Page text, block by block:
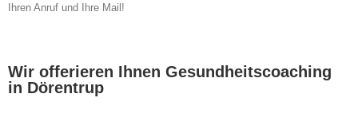
Ihren Anruf und Ihre Mail!
Wir offerieren Ihnen Gesundheitscoaching
in Dörentrup